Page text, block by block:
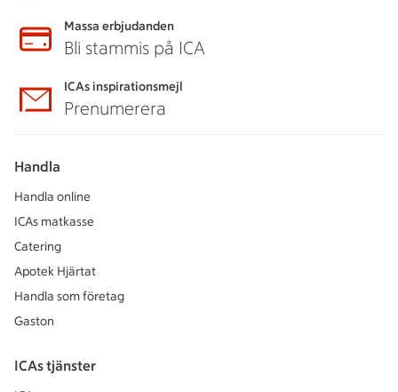
Massa erbjudanden
Bli stammis på ICA
ICAs inspirationsmejl
Prenumerera
Handla
Handla online
ICAs matkasse
Catering
Apotek Hjärtat
Handla som företag
Gaston
ICAs tjänster